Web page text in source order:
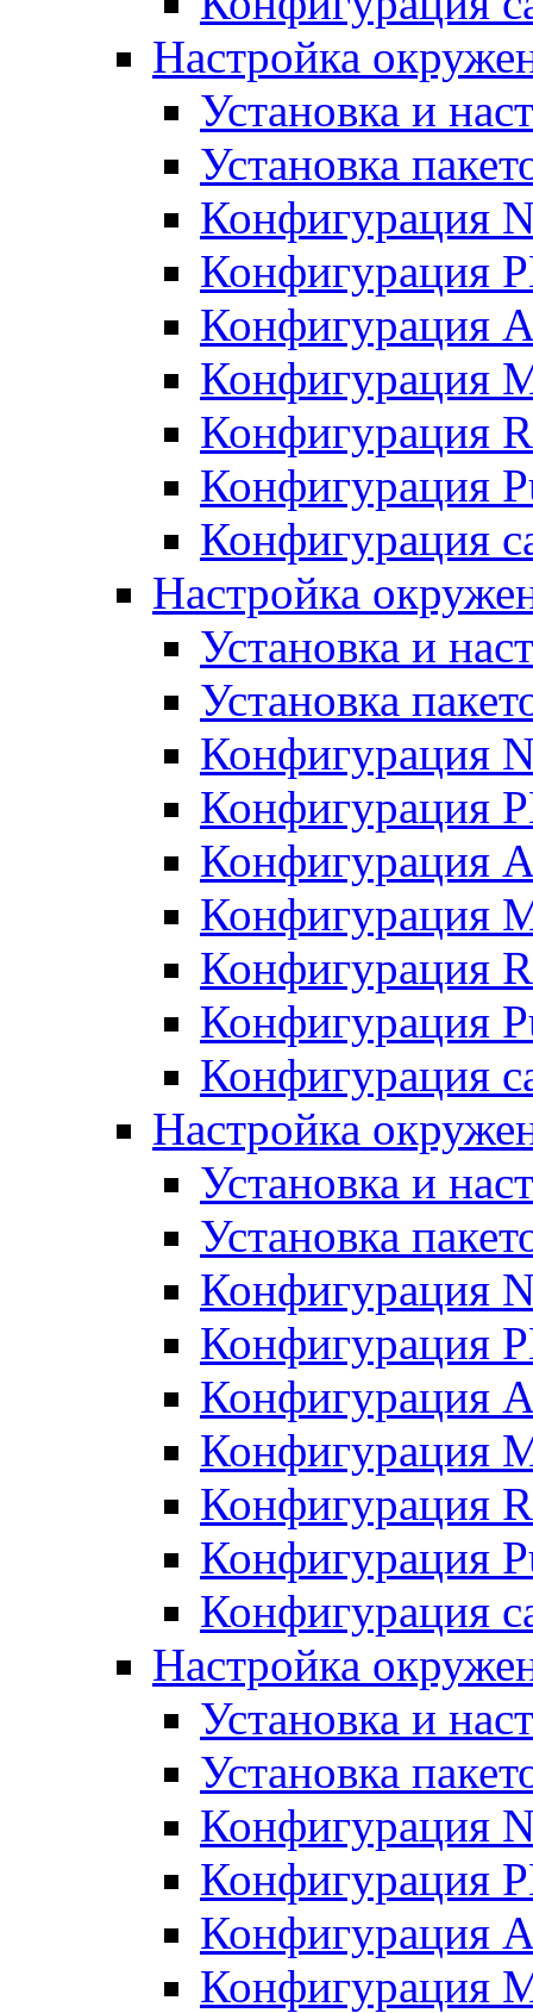
Настройка
Установка и
Установка
Конфигурация
Конфигурация
Конфигурация
Конфигурация
Конфигурация
Конфигурация
Конфигурация
Настройка
Установка и
Установка
Конфигурация
Конфигурация
Конфигурация
Конфигурация
Конфигурация
Конфигурация
Конфигурация
Настройка
Установка и
Установка
Конфигурация
Конфигурация
Конфигурация
Конфигурация
Конфигурация
Конфигурация
Конфигурация
Настройка
Установка и
Установка
Конфигурация
Конфигурация
Конфигурация
Конфигурация